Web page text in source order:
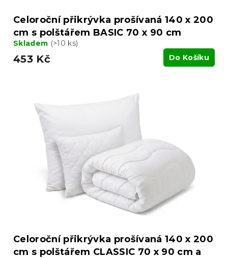
Celoroční přikrývka prošívaná 140 x 200
cm s polštářem BASIC 70 x 90 cm
Skladem (>10 ks)
453 Kč Do Košíku
Celoroční přikrývka prošívaná 140 x 200
cm s polštářem CLASSIC 70 x 90 cm a